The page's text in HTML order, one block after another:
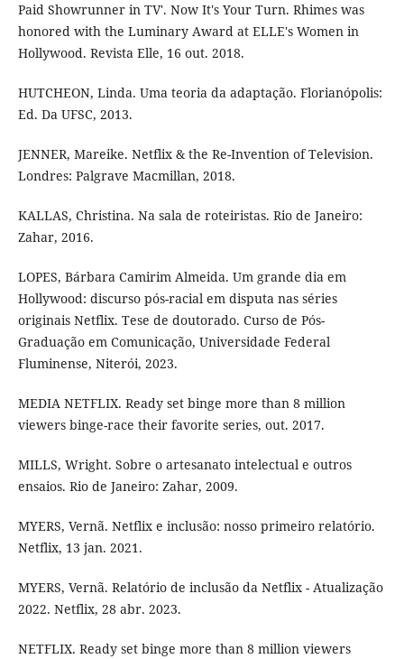
Paid Showrunner in TV'. Now It's Your Turn. Rhimes was
honored with the Luminary Award at ELLE's Women in
Hollywood. Revista Elle, 16 out. 2018.
HUTCHEON, Linda. Uma teoria da adaptação. Florianópolis:
Ed. Da UFSC, 2013.
JENNER, Mareike. Netflix & the Re-Invention of Television.
Londres: Palgrave Macmillan, 2018.
KALLAS, Christina. Na sala de roteiristas. Rio de Janeiro:
Zahar, 2016.
LOPES, Bárbara Camirim Almeida. Um grande dia em
Hollywood: discurso pós-racial em disputa nas séries
originais Netflix. Tese de doutorado. Curso de Pós-
Graduação em Comunicação, Universidade Federal
Fluminense, Niterói, 2023.
MEDIA NETFLIX. Ready set binge more than 8 million
viewers binge-race their favorite series, out. 2017.
MILLS, Wright. Sobre o artesanato intelectual e outros
ensaios. Rio de Janeiro: Zahar, 2009.
MYERS, Vernã. Netflix e inclusão: nosso primeiro relatório.
Netflix, 13 jan. 2021.
MYERS, Vernã. Relatório de inclusão da Netflix - Atualização
2022. Netflix, 28 abr. 2023.
NETFLIX. Ready set binge more than 8 million viewers